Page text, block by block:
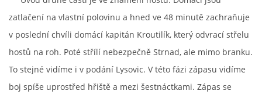
68304 Drnovice
ičo 27005305
č.ú. 3227086359 / 0800
sekretarfkd@centrum.cz
zatlačení na vlastní polovinu a hned ve 48 minutě zachraňuje
v poslední chvíli domácí kapitán Kroutilík, který odvrací střelu
hostů na roh. Poté střílí nebezpečně Strnad, ale mimo branku.
To stejné vidíme i v podání Lysovic. V této fázi zápasu vidíme
boj spíše uprostřed hřiště a mezi šestnáctkami. Zápas se